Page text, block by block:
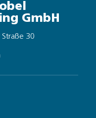
GmbH
Straße 30